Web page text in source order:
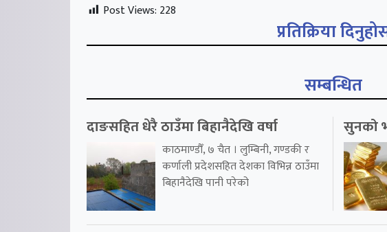
Post Views: 228
प्रतिक्रिया
सम्बन्धित
दाङसहित धेरै ठाउँमा बिहानैदेखि वर्षा
काठमाण्डौँ, ७ चैत । लुम्बिनी, गण्डकी र
कर्णाली प्रदेशसहित देशका विभिन्न ठाउँमा
बिहानैदेखि पानी परेको
सुनको